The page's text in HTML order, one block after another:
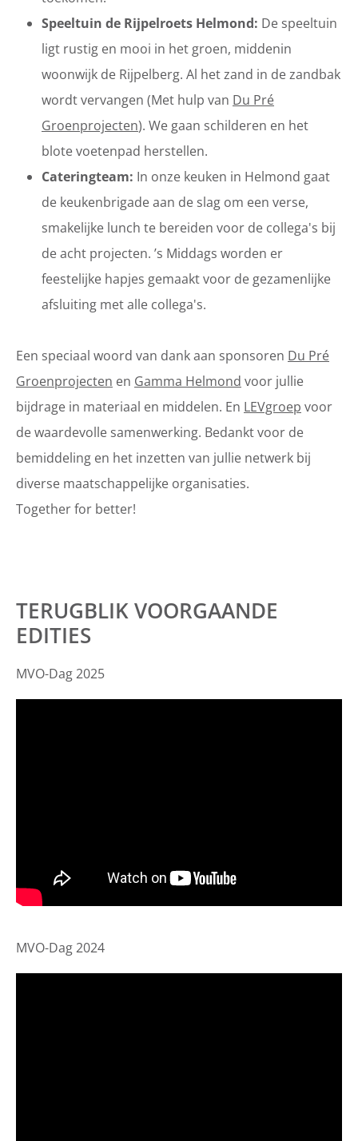
Speeltuin de Rijpelroets Helmond: De speeltuin
ligt rustig en mooi in het groen, middenin
woonwijk de Rijpelberg. Al het zand in de zandbak
wordt vervangen (Met hulp van Du Pré
Groenprojecten). We gaan schilderen en het
blote voetenpad herstellen.
Cateringteam: In onze keuken in Helmond gaat
de keukenbrigade aan de slag om een verse,
smakelijke lunch te bereiden voor de collega's bij
de acht projecten. ’s Middags worden er
feestelijke hapjes gemaakt voor de gezamenlijke
afsluiting met alle collega's.
Een speciaal woord van dank aan sponsoren Du Pré
Groenprojecten en Gamma Helmond voor jullie
bijdrage in materiaal en middelen. En LEVgroep voor
de waardevolle samenwerking. Bedankt voor de
bemiddeling en het inzetten van jullie netwerk bij
diverse maatschappelijke organisaties.
Together for better!
TERUGBLIK VOORGAANDE
EDITIES
MVO-Dag 2025
MVO-Dag 2024